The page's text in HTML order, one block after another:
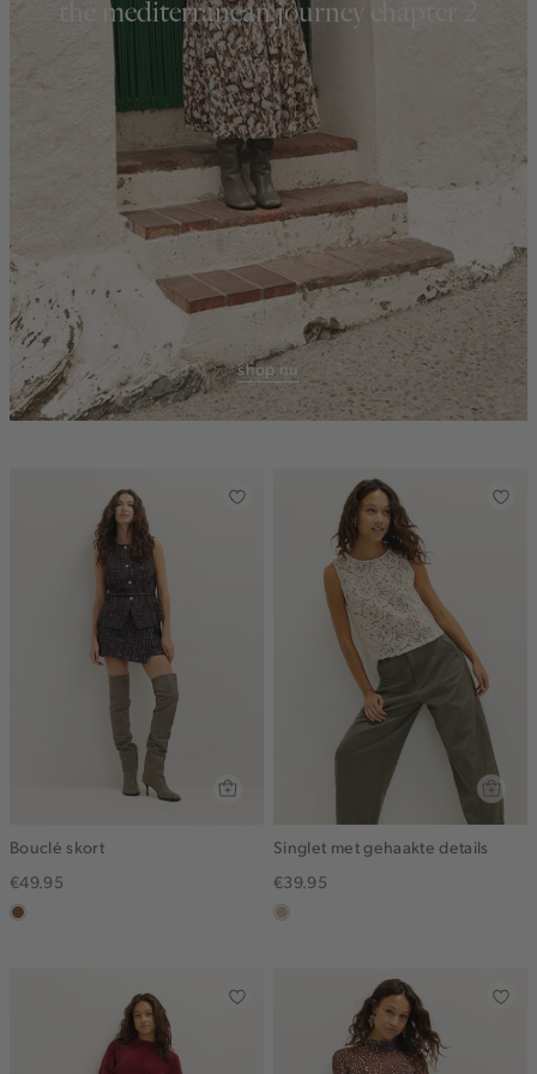
the mediterranean journey chapter 2
shop nu
Bouclé skort
€49.95
deepmocca
Singlet met gehaakte details
€39.95
lichtzand